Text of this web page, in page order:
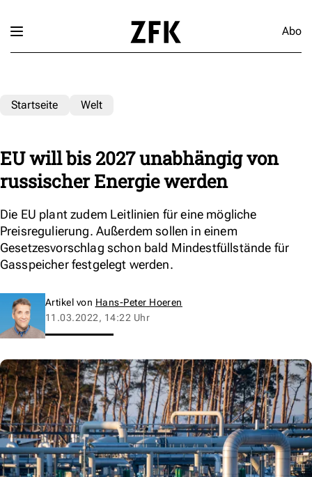
Abo
Startseite Welt
EU will bis 2027 unabhängig von
russischer Energie werden
Die EU plant zudem Leitlinien für eine mögliche
Preisregulierung. Außerdem sollen in einem
Gesetzesvorschlag schon bald Mindestfüllstände für
Gasspeicher festgelegt werden.
Artikel von Hans-Peter Hoeren
11.03.2022, 14:22 Uhr